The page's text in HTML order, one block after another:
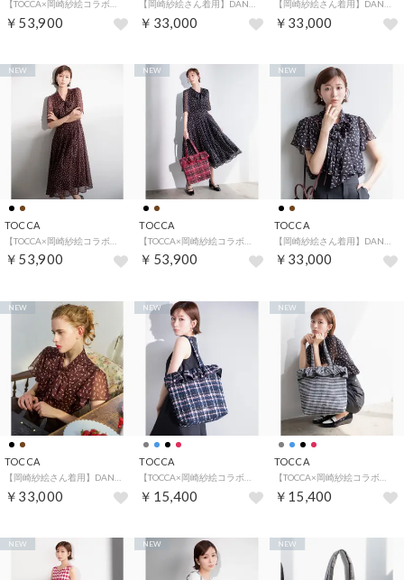
￥53,900 ￥33,000 ￥33,000
TOCCA
￥53,900
NEW
TOCCA
￥53,900
NEW
TOCCA
￥33,000
NEW
TOCCA
【岡崎紗絵さん着用】DANCING HIGH HEELS ブラウス （ブラウン系5）
￥33,000
NEW
TOCCA
【TOCCA×岡崎紗絵コラボ・A4サイズ対応・一部カラー撥水】COLOR OF WAVES BAG バッグ （ネイビー系）
￥15,400
NEW
TOCCA
【TOCCA×岡崎紗絵コラボ・A4サイズ対応・一部カラー撥水】COLOR OF WAVES BAG バッグ （ブラック系5）
￥15,400
NEW
NEW NEW NEW